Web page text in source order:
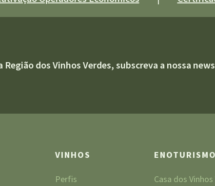
Região dos Vinhos Verdes, subscreva a nossa
VINHOS
Perfis
ENOTURISMO
Casa dos